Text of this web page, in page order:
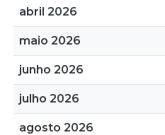
abril 2026
maio 2026
junho 2026
julho 2026
agosto 2026